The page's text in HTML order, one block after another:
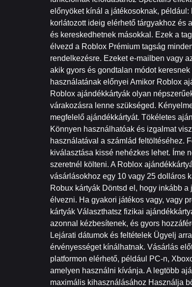
előnyöket kínál a játékosoknak,
korlátozott ideig elérhető tárgyakhoz és
és kereskedhetnek másokkal. Ezek a
élvezd a Roblox Prémium tagság
rendelkezésre. Ezeket e-mailben vagy
akik gyors és gondtalan módot
használatának előnyei Amikor Roblox
Roblox ajándékkártyák olyan
várakozásra lenne szükséged.
megfelelő ajándékkártyát. Tökéletes
Könnyen használhatóak és izgalmat
használatával a számlád feltöltéséhez.
kiválasztása kissé nehézkes lehet. Íme
szeretnél költeni. A Roblox
vásárlásokhoz egy 10 vagy 25 dolláros
Robux kártyák Döntsd el, hogy inkább
élvezni. Ha gyakori játékos vagy, vagy
kártyák Választhatsz fizikai
azonnal kézbesítenek, és gyors
Lejárati dátumok és feltételek Ügyelj
érvényességet kínálhatnak. Vásárlás
platformon elérhető, például PC-n,
amelyen használni kívánja. A legtöbb
maximális kihasználásához Használja